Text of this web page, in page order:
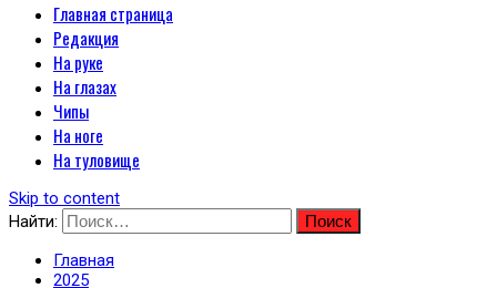
Gogadgets.ru — интернет-
проект, посвященный
активно формирующейся
отрасли носимых
устройств
Главная страница
Редакция
На руке
На глазах
Чипы
На ноге
На туловище
Skip to content
Найти:
Главная
2025